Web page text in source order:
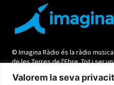
Valorem la seva
© Imagina Ràdio és la ràdio
de les Terres de l'Ebre. Tot i ser
oferir una informació de qualitat i